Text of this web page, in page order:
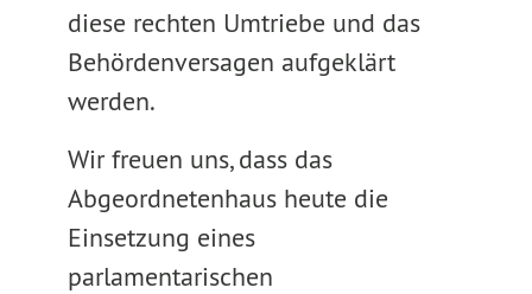
diese rechten Umtriebe und das
Behördenversagen aufgeklärt
werden.
Wir freuen uns, dass das
Abgeordnetenhaus heute die
Einsetzung eines
parlamentarischen